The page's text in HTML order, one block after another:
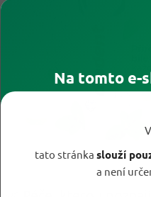
Na tomto e-
tato stránka slouží
a není